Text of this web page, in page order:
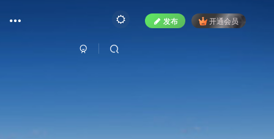
发布 开通会员